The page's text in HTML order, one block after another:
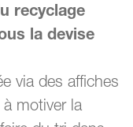
recyclage
la devise
via des affiches
motiver la